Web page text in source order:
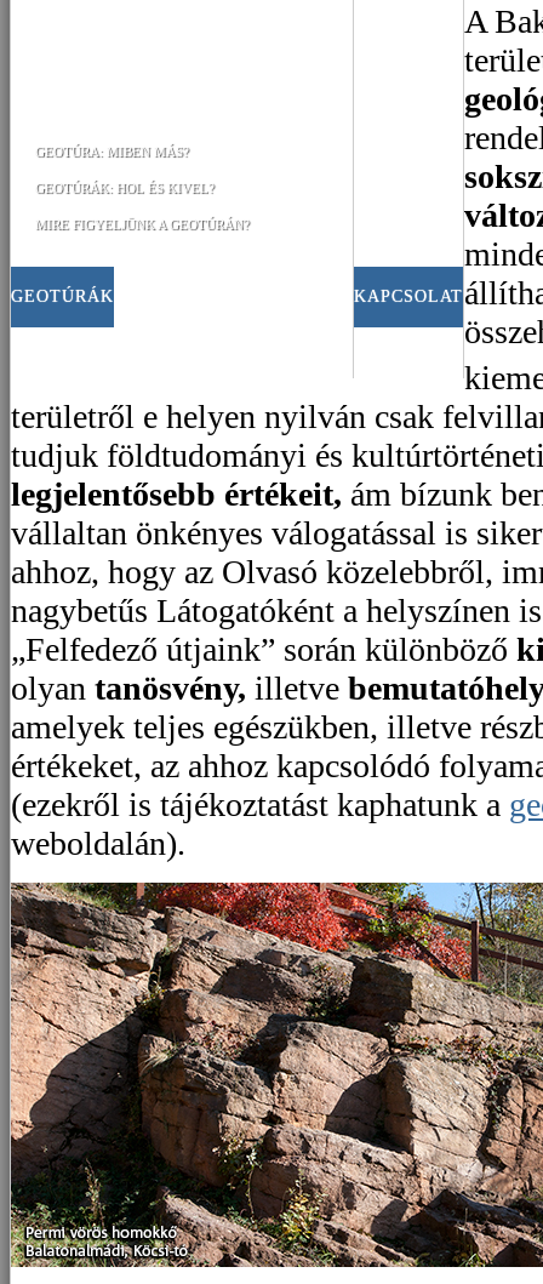
GEOTÚRÁK
GEOTÚRA: MIBEN MÁS?
GEOTÚRÁK: HOL ÉS KIVEL?
MIRE FIGYELJÜNK A GEOTÚRÁN?
KAPCSOLAT
A
területről e helyen nyilván csak
tudjuk földtudományi és
legjelentősebb értékeit, ám bízunk
vállaltan önkényes válogatással is
ahhoz, hogy az Olvasó közelebbről,
nagybetűs Látogatóként a helyszínen
„Felfedező útjaink” során különböző
olyan tanösvény, illetve
amelyek teljes egészükben, illetve
értékeket, az ahhoz kapcsolódó
(ezekről is tájékoztatást kaphatunk a
weboldalán).